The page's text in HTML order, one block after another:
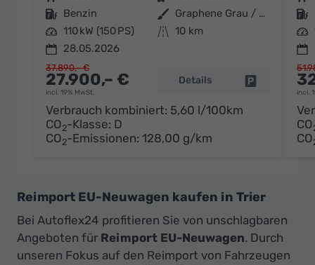
Kraftstoff Benzin Außenfarbe
Graphene Grau / Dach Schwarz
Leistung 110 kW (150 PS) Kilometerstand 10 km
28.05.2026
27.900,– €
incl. 19% MwSt.
37.890,– €
Details Fahrzeug
Verbrauch kombiniert: 5,60 l/100km
CO2-Klasse: D
CO2-Emissionen: 128,00 g/km
Kraftstoff
Leistung
incl.
CO
CO
Reimport EU-Neuwagen kaufen in Trier
Bei Autoflex24 profitieren Sie von unschlagbaren
Angeboten für Reimport EU-Neuwagen. Durch
unseren Fokus auf den Reimport von Fahrzeugen